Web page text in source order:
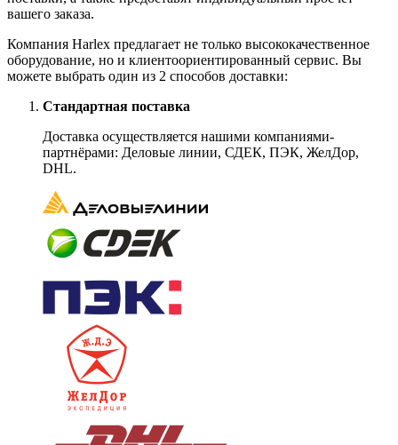
вашего заказа.
Компания Harlex предлагает не только высококачественное
оборудование, но и клиентоориентированный сервис. Вы
можете выбрать один из 2 способов доставки:
Стандартная поставка
Доставка осуществляется нашими компаниями-
партнёрами: Деловые линии, СДЕК, ПЭК, ЖелДор,
DHL.